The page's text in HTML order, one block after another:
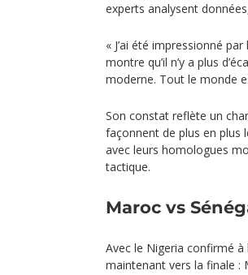
experts analysent
« J’ai été impressionné
montre qu’il n’y a plus
moderne. Tout le monde
Son constat reflète un
façonnent de plus en plus
avec leurs homologues
tactique.
Maroc vs
Avec le Nigeria confirmé
maintenant vers la finale :